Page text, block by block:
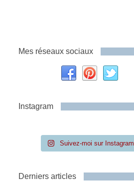
Mes réseaux sociaux
Instagram
Suivez-moi sur Instagram
Derniers articles